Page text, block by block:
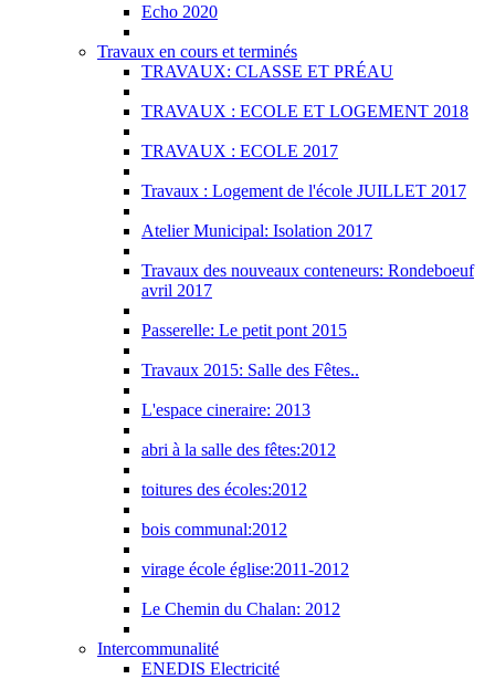
Echo 2020
Travaux en cours et terminés
TRAVAUX: CLASSE ET PRÉAU
TRAVAUX : ECOLE ET LOGEMENT 2018
TRAVAUX : ECOLE 2017
Travaux : Logement de l'école JUILLET 2017
Atelier Municipal: Isolation 2017
Travaux des nouveaux conteneurs: Rondeboeuf
avril 2017
Passerelle: Le petit pont 2015
Travaux 2015: Salle des Fêtes..
L'espace cineraire: 2013
abri à la salle des fêtes:2012
toitures des écoles:2012
bois communal:2012
virage école église:2011-2012
Le Chemin du Chalan: 2012
Intercommunalité
ENEDIS Electricité